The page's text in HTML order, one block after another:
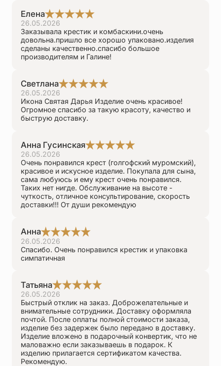
Елена
26.05.2026
Заказывала крестик и комбаскини.очень
довольна.пришло все хорошо упаковано.изделия
сделаны качественно.спасибо большое
производителям и Галине!
Светлана
26.05.2026
Икона Святая Дарья Изделие очень красивое!
Огромное спасибо за такую красоту, качество и
быструю доставку.
Анна Гусинская
26.05.2026
Очень понравился крест (голгофский муромский),
красивое и искусное изделие. Покупала для сына,
сама любуюсь и ему крест очень понравился.
Таких нет нигде. Обслуживание на высоте -
чуткость, отличное консультирование, скорость
доставки!!! От души рекомендую
Анна
26.05.2026
Спасибо. Очень понравился крестик и упаковка
симпатичная
Татьяна
26.05.2026
Быстрый отклик на заказ. Доброжелательные и
внимательные сотрудники. Доставку оформляла
почтой. После оплаты полной стоимости заказа,
изделие без задержек было передано в доставку.
Изделие вложено в подарочный конвертик, что не
маловажно если заказываешь в подарок. К
изделию прилагается сертификатом качества.
Рекомендую.